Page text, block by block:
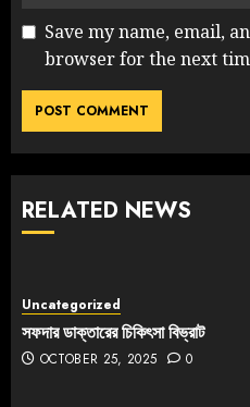
Save my name, email,
browser for the next
RELATED NEWS
Uncategorized
সফদার ডাক্তারের চিকিৎসা বিভ্রাট
OCTOBER 25, 2025 0